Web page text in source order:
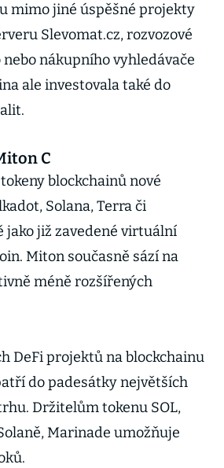
mimo jiné úspěšné projekty
Slevomat.cz, rozvozové
nákupního vyhledávače
ale investovala také do
C
blockchainů nové
Solana, Terra či
jako již zavedené virtuální
Miton současně sází na
méně rozšířených
DeFi projektů na blockchainu
do padesátky největších
Držitelům tokenu SOL,
Marinade umožňuje